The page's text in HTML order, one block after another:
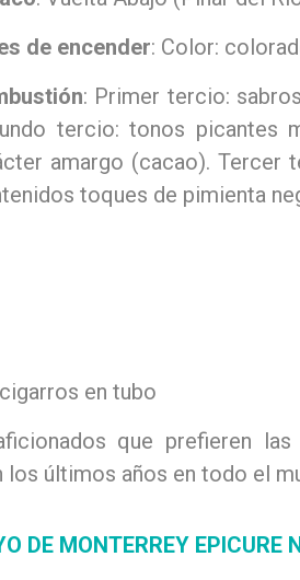
de encender: Color:
: Primer tercio:
tercio: tonos picantes
amargo (cacao). Tercer
toques de pimienta
en tubo
que prefieren
últimos años en todo el
DE MONTERREY EPICURE